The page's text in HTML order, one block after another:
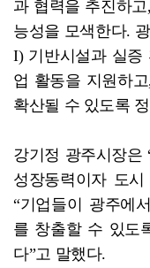
과 협력을 추진하
능성을 모색한다.
I) 기반시설과 실증
업 활동을 지원하
확산될 수 있도록
강기정 광주시장은
성장동력이자 도
“기업들이 광주에
를 창출할 수 있도
다”고 말했다.